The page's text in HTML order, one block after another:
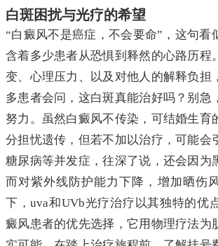
白斑困扰与光疗的希望
“白癜风不是癌症，不会要命”，这句看
含着多少患者从恐惧到释然的心路历程
变、心理压力、以及对他人的解释负担
多患者会问，这白斑真能治好吗？别急
努力。虽然白癜风不传染，可结婚生育
分担忧遗传，但若不加以治疗，可能会
糖尿病等并发症，往深了说，还会因为
而对紫外线防护能力下降，增加晒伤
下，uva和UVb光疗治疗以其独特的优
癜风患者的优先选择，它用物理疗法为